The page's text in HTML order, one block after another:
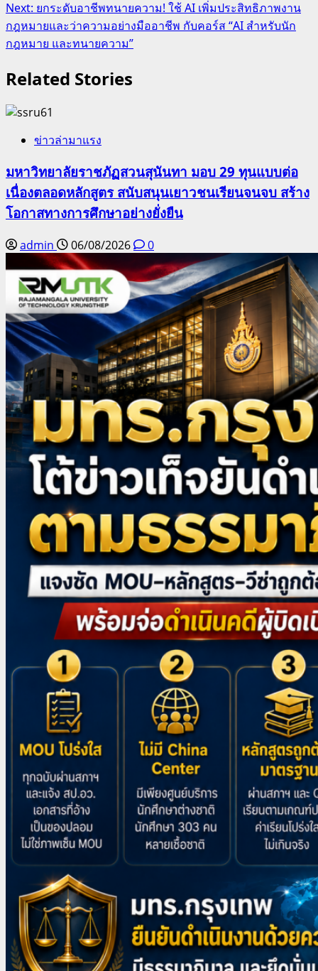
Next: ยกระดับอาชีพทนายความ! ใช้ AI เพิ่มประสิทธิภาพงาน
กฎหมายและว่าความอย่างมืออาชีพ กับคอร์ส “AI สำหรับนัก
กฎหมาย และทนายความ”
Related Stories
ข่าวล่ามาแรง
มหาวิทยาลัยราชภัฏสวนสุนันทา มอบ 29 ทุนแบบต่อ
เนื่องตลอดหลักสูตร สนับสนุนเยาวชนเรียนจนจบ สร้าง
โอกาสทางการศึกษาอย่างยั่งยืน
admin 06/08/2026 0